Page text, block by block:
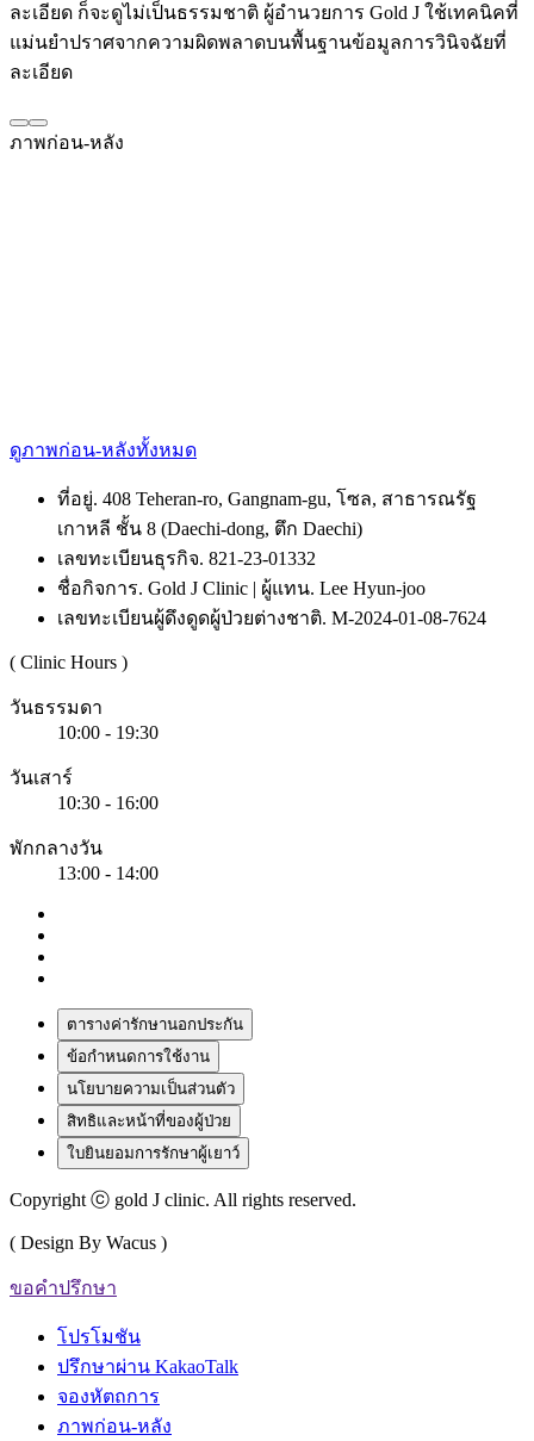
ละเอียด ก็จะดูไม่เป็นธรรมชาติ ผู้อำนวยการ Gold J ใช้เทคนิคที่
แม่นยำปราศจากความผิดพลาดบนพื้นฐานข้อมูลการวินิจฉัยที่
ละเอียด
ภาพก่อน-หลัง
ดูภาพก่อน-หลังทั้งหมด
ที่อยู่. 408 Teheran-ro, Gangnam-gu, โซล, สาธารณรัฐ
เกาหลี ชั้น 8 (Daechi-dong, ตึก Daechi)
เลขทะเบียนธุรกิจ. 821-23-01332
ชื่อกิจการ. Gold J Clinic | ผู้แทน. Lee Hyun-joo
เลขทะเบียนผู้ดึงดูดผู้ป่วยต่างชาติ. M-2024-01-08-7624
( Clinic Hours )
วันธรรมดา
10:00 - 19:30
วันเสาร์
10:30 - 16:00
พักกลางวัน
13:00 - 14:00
ตารางค่ารักษานอกประกัน
ข้อกำหนดการใช้งาน
นโยบายความเป็นส่วนตัว
สิทธิและหน้าที่ของผู้ป่วย
ใบยินยอมการรักษาผู้เยาว์
Copyright ⓒ gold J clinic. All rights reserved.
( Design By Wacus )
ขอคำปรึกษา
โปรโมชัน
ปรึกษาผ่าน KakaoTalk
จองหัตถการ
ภาพก่อน-หลัง